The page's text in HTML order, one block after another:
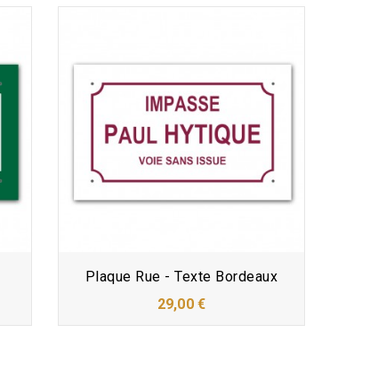
Plaque Rue - Texte Bordeaux
29,00 €